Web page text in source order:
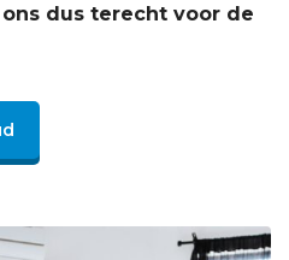
dus terecht voor de